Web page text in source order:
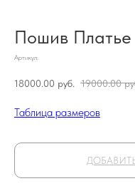
Пошив
Артикул:
18000.00 руб. 19000.00
Таблица размеров